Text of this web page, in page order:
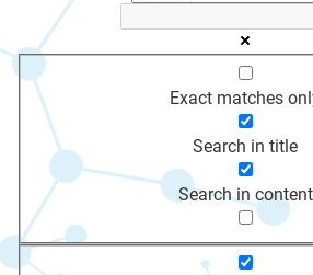
Exact matches
Search in title
Search in content